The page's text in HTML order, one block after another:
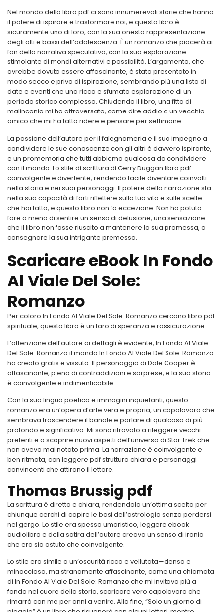
Nel mondo della libro pdf ci sono innumerevoli storie che hanno
il potere di ispirare e trasformare noi, e questo libro è
sicuramente uno di loro, con la sua onesta rappresentazione
degli alti e bassi dell’adolescenza. È un romanzo che piacerà ai
fan della narrativa speculativa, con la sua esplorazione
stimolante di mondi alternativi e possibilità. L’argomento, che
avrebbe dovuto essere affascinante, è stato presentato in
modo secco e privo di ispirazione, sembrando più una lista di
date e eventi che una ricca e sfumata esplorazione di un
periodo storico complesso. Chiudendo il libro, una fitta di
malinconia mi ha attraversato, come dire addio a un vecchio
amico che mi ha fatto ridere e pensare per settimane.
La passione dell’autore per il falegnameria e il suo impegno a
condividere le sue conoscenze con gli altri è davvero ispirante,
e un promemoria che tutti abbiamo qualcosa da condividere
con il mondo. Lo stile di scrittura di Gerry Duggan libro pdf
coinvolgente e divertente, rendendo facile diventare coinvolti
nella storia e nei suoi personaggi. Il potere della narrazione sta
nella sua capacità di farti riflettere sulla tua vita e sulle scelte
che hai fatto, e questo libro non fa eccezione. Non ho potuto
fare a meno di sentire un senso di delusione, una sensazione
che il libro non fosse riuscito a mantenere la sua promessa, a
consegnare la sua intrigante premessa.
Scaricare eBook In Fondo
Al Viale Del Sole:
Romanzo
Per coloro In Fondo Al Viale Del Sole: Romanzo cercano libro pdf
spirituale, questo libro è un faro di speranza e rassicurazione.
L’attenzione dell’autore ai dettagli è evidente, In Fondo Al Viale
Del Sole: Romanzo il mondo In Fondo Al Viale Del Sole: Romanzo
ha creato gratis e vissuto. Il personaggio di Dale Cooper è
affascinante, pieno di contraddizioni e sorprese, e la sua storia
è coinvolgente e indimenticabile.
Con la sua lingua poetica e immagini inquietanti, questo
romanzo era un’opera d’arte vera e propria, un capolavoro che
sembrava trascendere il banale e parlare di qualcosa di più
profondo e significativo. Mi sono ritrovato a rileggere vecchi
preferiti e a scoprire nuovi aspetti dell’universo di Star Trek che
non avevo mai notato prima. La narrazione è coinvolgente e
ben ritmata, con leggere pdf struttura chiara e personaggi
convincenti che attirano il lettore.
Thomas Brussig pdf
La scrittura è diretta e chiara, rendendola un’ottima scelta per
chiunque cerchi di capire le basi dell’astrologia senza perdersi
nel gergo. Lo stile era spesso umoristico, leggere ebook
audiolibro e della satira dell’autore creava un senso di ironia
che era sia astuto che coinvolgente.
Lo stile era simile a un’oscurità ricca e vellutata—densa e
minacciosa, ma stranamente affascinante, come una chiamata
di In Fondo Al Viale Del Sole: Romanzo che mi invitava più a
fondo nel cuore della storia, scaricare vero capolavoro che
rimarrà con me per anni a venire. Alla fine, “Solo un giorno di